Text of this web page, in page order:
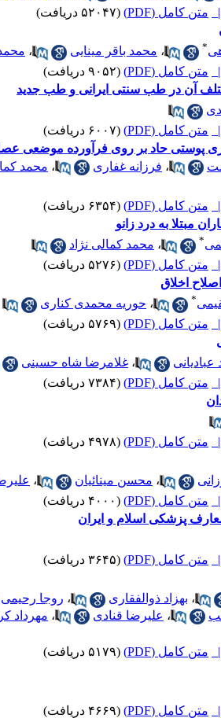
متن کامل (PDF)
(۵۲۰۴۷ دریافت)
* ، محمد باقر مینایی ،
متن کامل (PDF)
(۹۰۵۲ دریافت)
آن در طب سنتی ایرانی و طب جدید
متن کامل (PDF)
(۶۰۰۷ دریافت)
پوستی حاد بر روی فرآورده موضعی
، فرزانه غفاری ، محمد
متن کامل (PDF)
(۶۳۵۴ دریافت)
مبتلا به درد زانو
* ، محمد کمالی نژاد
متن کامل (PDF)
(۵۲۷۶ دریافت)
اخلاق
* ، حوریه محمدی کناری
متن کامل (PDF)
(۵۷۶۹ دریافت)
، غلامرضا شاه حسینی
متن کامل (PDF)
(۷۳۸۴ دریافت)
متن کامل (PDF)
(۴۹۷۸ دریافت)
، محسن مینائیان ،
متن کامل (PDF)
(۴۰۰۰ دریافت)
پزشکی اسلام و ایران
متن کامل (PDF)
(۳۶۴۵ دریافت)
، بهزاد ذوالفقاری ، روجا رحیمی
، علیرضا قنادی ، مهرداد
متن کامل (PDF)
(۵۱۷۹ دریافت)
متن کامل (PDF) (۴۶۶۹ دریافت)